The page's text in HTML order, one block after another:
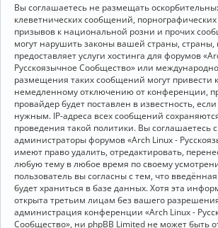
Вы соглашаетесь не размещать
клеветнических сообщений,
призывов к национальной розни и прочих
могут нарушить законы вашей страны, страны,
предоставляет услуги хостинга для форумов
Русскоязычное Сообщество» или
размещения таких сообщений могут привести
немедленному отключению от конференции,
провайдер будет поставлен в известность,
нужным. IP-адреса всех сообщений
проведения такой политики. Вы соглашаетесь
администраторы форумов «Arch Linux -
имеют право удалить, отредактировать,
любую тему в любое время по своему
пользователь вы согласны с тем, что
будет храниться в базе данных. Хотя эта
открыта третьим лицам без вашего
администрация конференции «Arch Linux -
Сообщество», ни phpBB Limited не может быть